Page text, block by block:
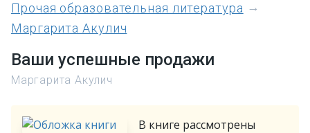
Прочая образовательная литература
Маргарита Акулич
Ваши успешные продажи
Маргарита Акулич
В книге рассмотрены